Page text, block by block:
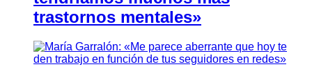
trastornos mentales»